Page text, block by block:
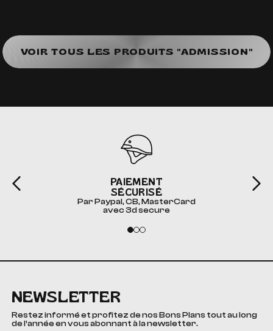
VOIR TOUS LES PRODUITS "ADMISSION"
PAIEMENT
SÉCURISÉ
Par Paypal, CB, MasterCard
avec 3d secure
NEWSLETTER
Restez informé et profitez de nos Bons Plans tout au long
de l’année en vous abonnant à la newsletter.